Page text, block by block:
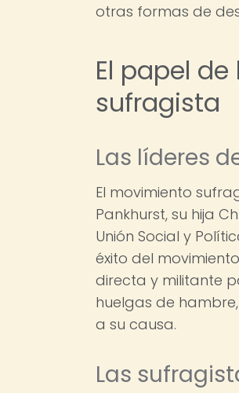
otras formas de
El papel
sufragista
Las líderes
El movimiento
Pankhurst, su hija
Unión Social y
éxito del
directa y militante
huelgas de
a su causa.
Las